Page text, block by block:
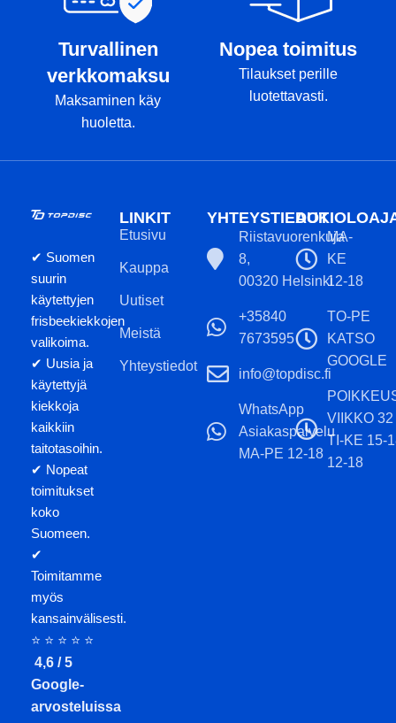
Turvallinen
verkkomaksu
Maksaminen käy
huoletta.
Nopea toimitus
Tilaukset perille
luotettavasti.
✔ Suomen
suurin
käytettyjen
frisbeekiekkojen
valikoima.
✔ Uusia ja
käytettyjä
kiekkoja
kaikkiin
taitotasoihin.
✔ Nopeat
toimitukset
koko
Suomeen.
✔
Toimitamme
myös
kansainvälisesti.
⭐ ⭐ ⭐ ⭐ ⭐
4,6 / 5
Google-
arvosteluissa
LINKIT
Etusivu
Kauppa
Uutiset
Meistä
Yhteystiedot
YHTEYSTIEDOT
Riistavuorenkuja
8,
00320 Helsinki
+35840
7673595
info@topdisc.fi
WhatsApp
Asiakaspalvelu
MA-PE 12-18
MA-
KE
12-18
TO-PE
KATSO
GOOGLE
VIIKKO 32
TI-KE 15-
12-18